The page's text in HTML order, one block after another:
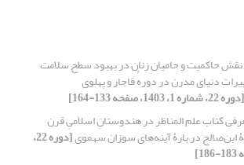
نقش حاکمیت و حامیان زنان در بهبود سطح سلامت
دنیای مدرن در دورهٔ قاجار و پهلوی
[دوره 22، شماره 1، 1403، صفحه 133-164]
کتاب علم المناظر در هندوستانِ اسلامیِ قرن
در بارۀ آینه‌های سوزان سهموی [دوره 22،